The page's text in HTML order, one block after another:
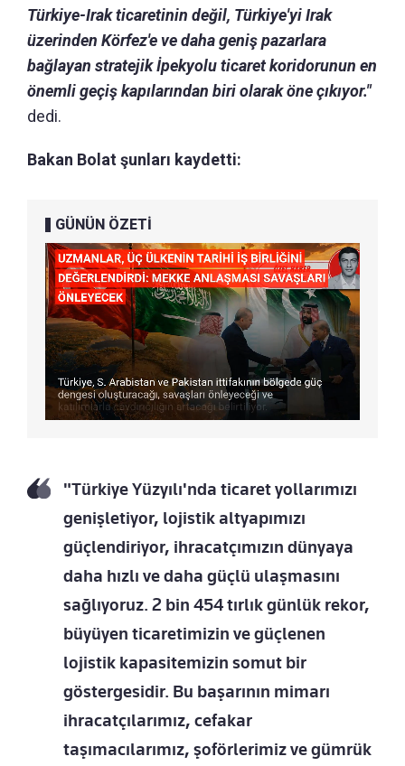
Türkiye-Irak ticaretinin değil, Türkiye'yi Irak
üzerinden Körfez'e ve daha geniş pazarlara
bağlayan stratejik İpekyolu ticaret koridorunun en
önemli geçiş kapılarından biri olarak öne çıkıyor."
dedi.
Bakan Bolat şunları kaydetti:
GÜNÜN ÖZETİ
"Türkiye Yüzyılı'nda ticaret yollarımızı
genişletiyor, lojistik altyapımızı
güçlendiriyor, ihracatçımızın dünyaya
daha hızlı ve daha güçlü ulaşmasını
sağlıyoruz. 2 bin 454 tırlık günlük rekor,
büyüyen ticaretimizin ve güçlenen
lojistik kapasitemizin somut bir
göstergesidir. Bu başarının mimarı
ihracatçılarımız, cefakar
taşımacılarımız, şoförlerimiz ve gümrük